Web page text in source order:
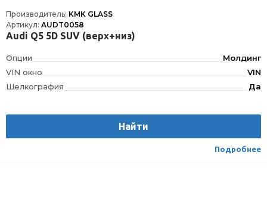
Производитель: KMK GLASS
Артикул: AUDT0058
Audi Q5 5D SUV (верх+низ)
Опции
Молдинг
VIN окно
VIN
Шелкография
Да
Расположение
Спереди
Найти
Подробнее